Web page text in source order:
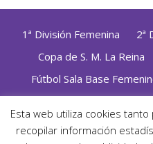
1ª División Femenina 2ª
Copa de S. M. La Reina
Fútbol Sala Base
Política de Privacidad|
Esta web utiliza cookies
recopilar información